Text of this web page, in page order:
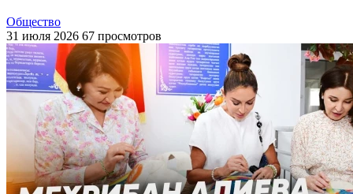
Общество
31 июля 2026 67 просмотров